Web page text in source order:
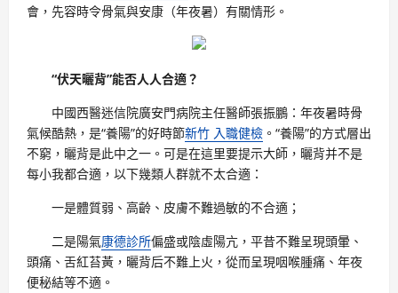
會，先容時令骨氣與安康（年夜暑）有關情形。
“伏天曬背”能否人人合適？
中國西醫迷信院廣安門病院主任醫師張振鵬：年夜暑時骨
氣候酷熱，是“養陽”的好時節新竹 入職健檢 。“養陽”的方式層出
不窮，曬背是此中之一。可是在這里要提示大師，曬背并不是
每小我都合適，以下幾類人群就不太合適：
一是體質弱、高齡、皮膚不難過敏的不合適；
二是陽氣康德診所偏盛或陰虛陽亢，平昔不難呈現頭暈、
頭痛、舌紅苔黃，曬背后不難上火，從而呈現咽喉腫痛、年夜
便秘結等不適。